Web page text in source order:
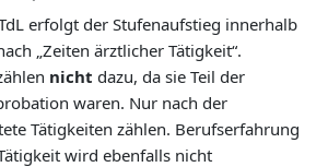
erfolgt der Stufenaufstieg innerhalb
„Zeiten ärztlicher Tätigkeit“.
nicht dazu, da sie Teil der
waren. Nur nach der
Tätigkeiten zählen. Berufserfahrung
wird ebenfalls nicht